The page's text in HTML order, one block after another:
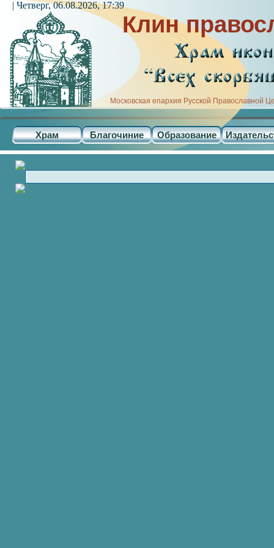
Клин
Московская епархия Русской Православной
Храм Благочиние Образование
| Четверг, 06.08.2026, 17:39